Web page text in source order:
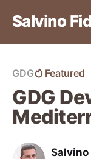
Salvino
GDG Featured
GDG
Salvino